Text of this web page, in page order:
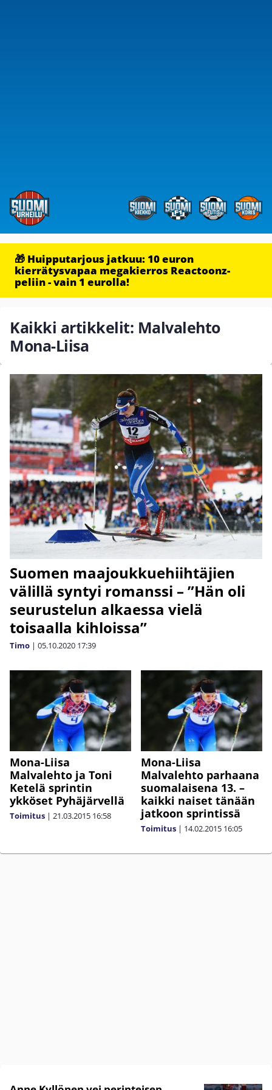
🎁 Huipputarjous jatkuu: 10 euron
kierrätysvapaa megakierros Reactoonz-
peliin - vain 1 eurolla!
Kaikki artikkelit: Malvalehto
Mona-Liisa
Suomen maajoukkuehiihtäjien
välillä syntyi romanssi – ”Hän oli
seurustelun alkaessa vielä
toisaalla kihloissa”
Timo | 05.10.2020 17:39
Mona-Liisa
Malvalehto ja Toni
Ketelä sprintin
ykköset Pyhäjärvellä
Toimitus | 21.03.2015 16:58
Mona-Liisa
Malvalehto parhaana
suomalaisena 13. –
kaikki naiset tänään
jatkoon sprintissä
Toimitus | 14.02.2015 16:05